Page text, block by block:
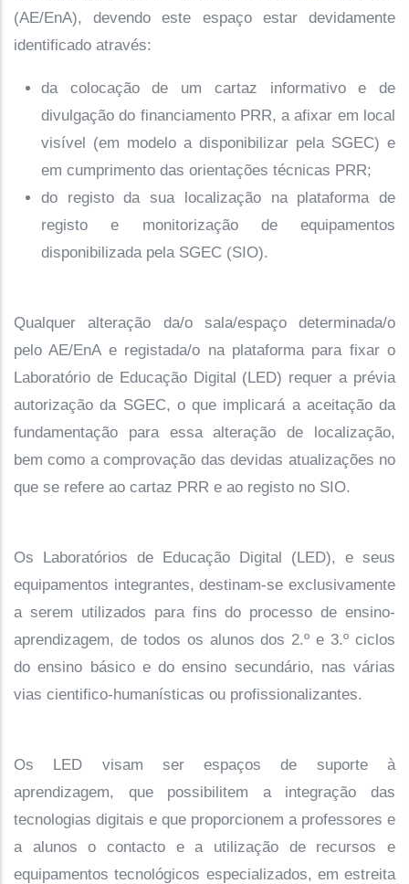
(AE/EnA), devendo este espaço estar devidamente
identificado através:
da colocação de um cartaz informativo e de
divulgação do financiamento PRR, a afixar em local
visível (em modelo a disponibilizar pela SGEC) e
em cumprimento das orientações técnicas PRR;
do registo da sua localização na plataforma de
registo e monitorização de equipamentos
disponibilizada pela SGEC (SIO).
Qualquer alteração da/o sala/espaço determinada/o
pelo AE/EnA e registada/o na plataforma para fixar o
Laboratório de Educação Digital (LED) requer a prévia
autorização da SGEC, o que implicará a aceitação da
fundamentação para essa alteração de localização,
bem como a comprovação das devidas atualizações no
que se refere ao cartaz PRR e ao registo no SIO.
Os Laboratórios de Educação Digital (LED), e seus
equipamentos integrantes, destinam-se exclusivamente
a serem utilizados para fins do processo de ensino-
aprendizagem, de todos os alunos dos 2.º e 3.º ciclos
do ensino básico e do ensino secundário, nas várias
vias cientifico-humanísticas ou profissionalizantes.
Os LED visam ser espaços de suporte à
aprendizagem, que possibilitem a integração das
tecnologias digitais e que proporcionem a professores e
a alunos o contacto e a utilização de recursos e
equipamentos tecnológicos especializados, em estreita